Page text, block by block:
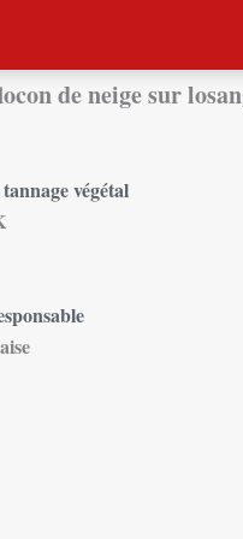
de neige sur
végétal